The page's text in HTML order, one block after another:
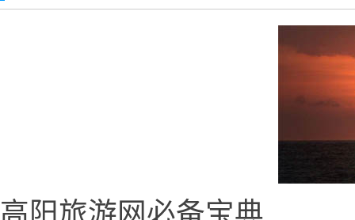
高阳旅游网必备宝典